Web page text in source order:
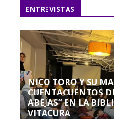
ENTREVISTAS
NICO TORO Y SU
CUENTACUENTOS
ABEJAS” EN LA
VITACURA